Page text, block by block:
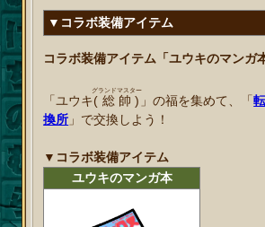
▼コラボ装備アイテム
コラボ装備アイテム「ユウキのマンガ
「ユウキ(総帥)
グランドマスター
」の福を集めて、「
換所 」で交換しよう！
▼コラボ装備アイテム
ユウキのマンガ本